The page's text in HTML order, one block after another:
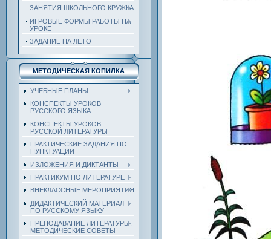
ЗАНЯТИЯ ШКОЛЬНОГО КРУЖКА
ИГРОВЫЕ ФОРМЫ РАБОТЫ НА
УРОКЕ
ЗАДАНИЕ НА ЛЕТО
МЕТОДИЧЕСКАЯ КОПИЛКА
УЧЕБНЫЕ ПЛАНЫ
КОНСПЕКТЫ УРОКОВ
РУССКОГО ЯЗЫКА
КОНСПЕКТЫ УРОКОВ
РУССКОЙ ЛИТЕРАТУРЫ
ПРАКТИЧЕСКИЕ ЗАДАНИЯ ПО
ПУНКТУАЦИИ
ИЗЛОЖЕНИЯ И ДИКТАНТЫ
ПРАКТИКУМ ПО ЛИТЕРАТУРЕ
ВНЕКЛАССНЫЕ МЕРОПРИЯТИЯ
ДИДАКТИЧЕСКИЙ МАТЕРИАЛ
ПО РУССКОМУ ЯЗЫКУ
ПРЕПОДАВАНИЕ ЛИТЕРАТУРЫ.
МЕТОДИЧЕСКИЕ СОВЕТЫ